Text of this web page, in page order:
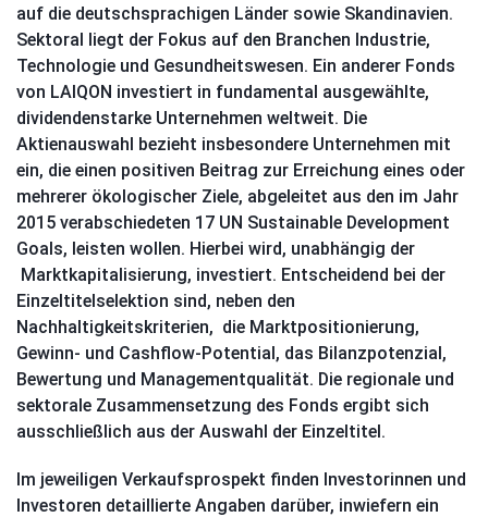
auf die deutschsprachigen Länder sowie Skandinavien.
Sektoral liegt der Fokus auf den Branchen Industrie,
Technologie und Gesundheitswesen. Ein anderer Fonds
von LAIQON investiert in fundamental ausgewählte,
dividendenstarke Unternehmen weltweit. Die
Aktienauswahl bezieht insbesondere Unternehmen mit
ein, die einen positiven Beitrag zur Erreichung eines oder
mehrerer ökologischer Ziele, abgeleitet aus den im Jahr
2015 verabschiedeten 17 UN Sustainable Development
Goals, leisten wollen. Hierbei wird, unabhängig der
Marktkapitalisierung, investiert. Entscheidend bei der
Einzeltitelselektion sind, neben den
Nachhaltigkeitskriterien, die Marktpositionierung,
Gewinn- und Cashflow-Potential, das Bilanzpotenzial,
Bewertung und Managementqualität. Die regionale und
sektorale Zusammensetzung des Fonds ergibt sich
ausschließlich aus der Auswahl der Einzeltitel.
Im jeweiligen Verkaufsprospekt finden Investorinnen und
Investoren detaillierte Angaben darüber, inwiefern ein